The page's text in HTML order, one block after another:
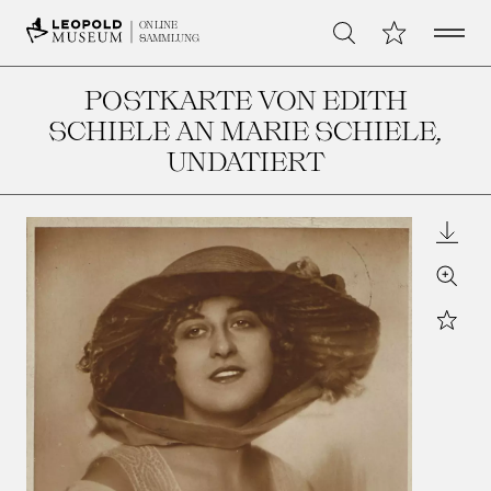
ONLINE
SAMMLUNG
Suche Meine Open
POSTKARTE VON EDITH
SCHIELE AN MARIE SCHIELE,
UNDATIERT
Zoom
Star